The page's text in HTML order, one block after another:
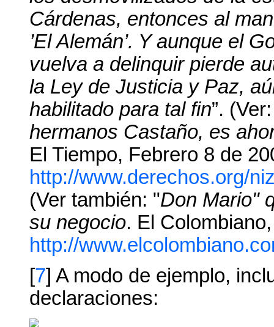
Cárdenas, entonces al
’El Alemán’. Y aunque el
vuelva a delinquir pierde
la Ley de Justicia y Paz,
habilitado para tal fin”.
hermanos Castaño, es
El Tiempo, Febrero 8 de
http://www.derechos.org/
(Ver también: "Don Mario"
su negocio. El
http://
[7] A modo de ejemplo,
declaraciones: